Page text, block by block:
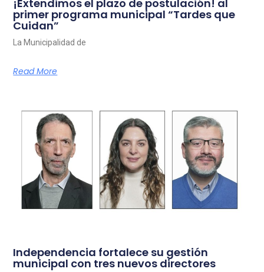
¡Extendimos el plazo de postulación! al
primer programa municipal “Tardes que
Cuidan”
La Municipalidad de
Read More
Independencia fortalece su gestión
municipal con tres nuevos directores